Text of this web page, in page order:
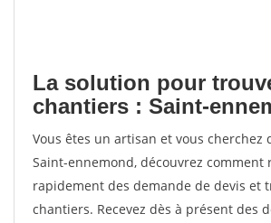
La solution pour
chantiers : Saint-
Vous êtes un artisan et vous cherchez
Saint-ennemond, découvrez comment
rapidement des demande de devis et
chantiers. Recevez dès à présent des